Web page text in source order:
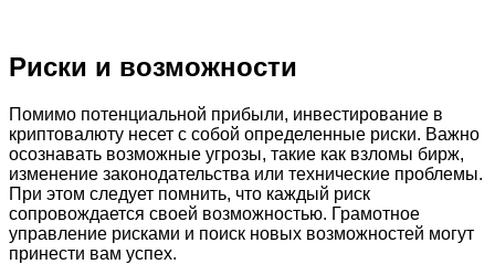
Риски и возможности
Помимо потенциальной прибыли, инвестирование в
криптовалюту несет с собой определенные риски. Важно
осознавать возможные угрозы, такие как взломы бирж,
изменение законодательства или технические проблемы.
При этом следует помнить, что каждый риск
сопровождается своей возможностью. Грамотное
управление рисками и поиск новых возможностей могут
принести вам успех.